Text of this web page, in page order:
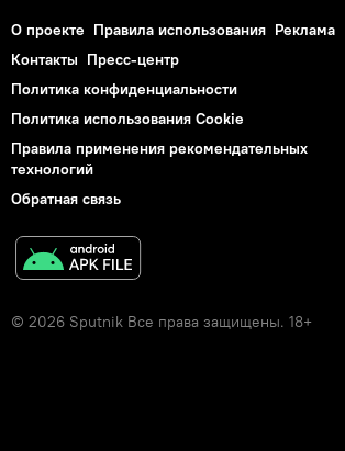
О проекте Правила использования Реклама
Контакты Пресс-центр
Политика конфиденциальности
Политика использования Cookie
Правила применения рекомендательных
технологий
Обратная связь
© 2026 Sputnik Все права защищены. 18+